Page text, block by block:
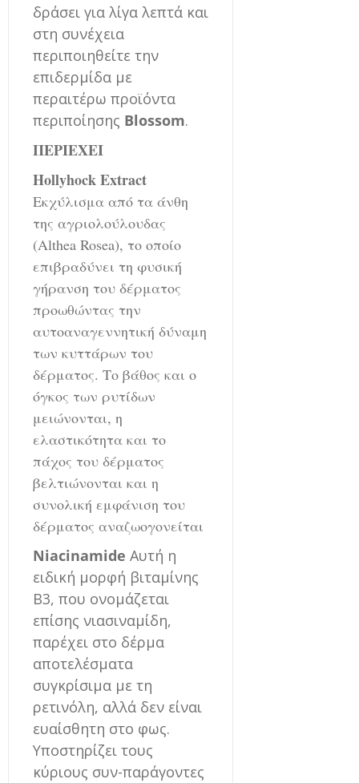
δράσει για λίγα λεπτά και
στη συνέχεια
περιποιηθείτε την
επιδερμίδα με
περαιτέρω προϊόντα
περιποίησης Blossom.
ΠΕΡΙΕΧΕΙ
Hollyhock Extract
Εκχύλισμα από τα άνθη
της αγριολούλουδας
(Althea Rosea), το οποίο
επιβραδύνει τη φυσική
γήρανση του δέρματος
προωθώντας την
αυτοαναγεννητική δύναμη
των κυττάρων του
δέρματος. Το βάθος και ο
όγκος των ρυτίδων
μειώνονται, η
ελαστικότητα και το
πάχος του δέρματος
βελτιώνονται και η
συνολική εμφάνιση του
δέρματος αναζωογονείται
Niacinamide Αυτή η
ειδική μορφή βιταμίνης
Β3, που ονομάζεται
επίσης νιασιναμίδη,
παρέχει στο δέρμα
αποτελέσματα
συγκρίσιμα με τη
ρετινόλη, αλλά δεν είναι
ευαίσθητη στο φως.
Υποστηρίζει τους
κύριους συν-παράγοντες